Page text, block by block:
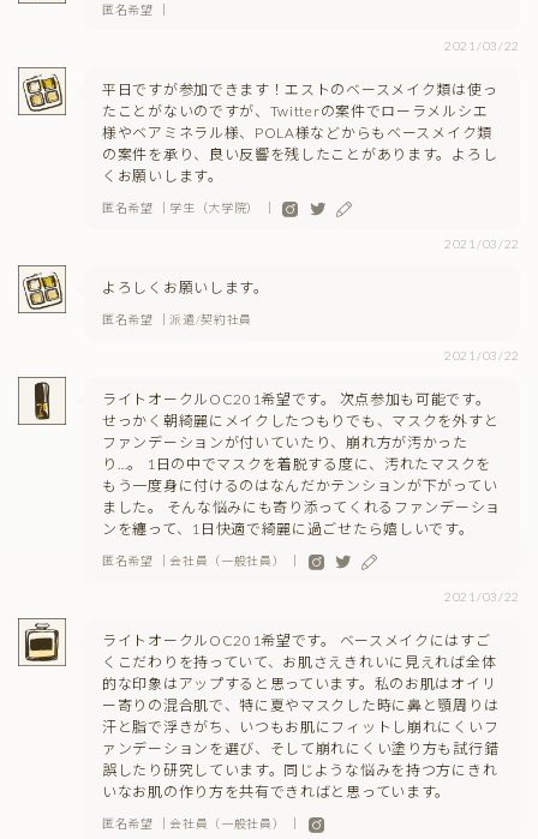
匿名希望 ｜
2021/03/22
平日ですが参加できます！エストのベースメイク類は使っ
たことがないのですが、Twitterの案件でローラメルシエ
様やベアミネラル様、POLA様などからもベースメイク類
の案件を承り、良い反響を残したことがあります。よろし
くお願いします。
匿名希望 ｜学生（大学院） ｜
2021/03/22
よろしくお願いします。
匿名希望 ｜派遣/契約社員
2021/03/22
ライトオークルOC201希望です。 次点参加も可能です。
せっかく朝綺麗にメイクしたつもりでも、マスクを外すと
ファンデーションが付いていたり、崩れ方が汚かった
り…。 1日の中でマスクを着脱する度に、汚れたマスクを
もう一度身に付けるのはなんだかテンションが下がってい
ました。 そんな悩みにも寄り添ってくれるファンデーショ
ンを纏って、1日快適で綺麗に過ごせたら嬉しいです。
匿名希望 ｜会社員（一般社員） ｜
2021/03/22
ライトオークルOC201希望です。 ベースメイクにはすご
くこだわりを持っていて、お肌さえきれいに見えれば全体
的な印象はアップすると思っています。私のお肌はオイリ
ー寄りの混合肌で、特に夏やマスクした時に鼻と顎周りは
汗と脂で浮きがち、いつもお肌にフィットし崩れにくいフ
ァンデーションを選び、そして崩れにくい塗り方も試行錯
誤したり研究しています。同じような悩みを持つ方にきれ
いなお肌の作り方を共有できればと思っています。
匿名希望 ｜会社員（一般社員） ｜